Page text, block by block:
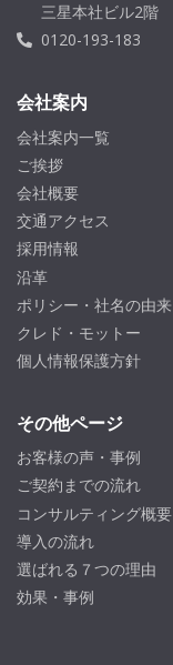
三星本社ビル2階
0120-193-183
会社案内
会社案内一覧
ご挨拶
会社概要
交通アクセス
採用情報
沿革
ポリシー・社名の由来
クレド・モットー
個人情報保護方針
その他ページ
お客様の声・事例
ご契約までの流れ
コンサルティング概要
導入の流れ
選ばれる７つの理由
効果・事例